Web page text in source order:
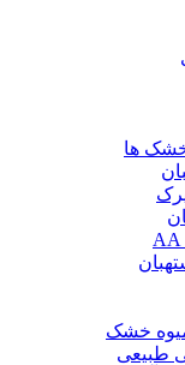
خشک ها
خشک
طبیعی